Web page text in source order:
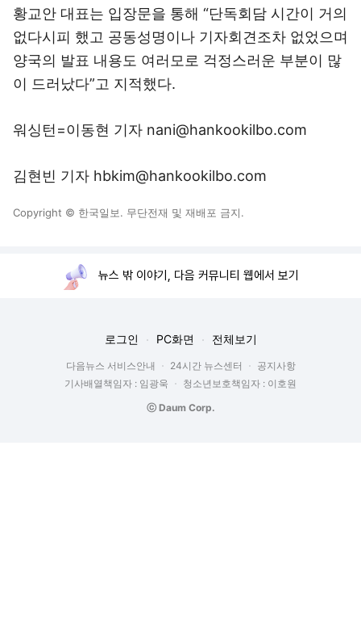
황교안 대표는 입장문을 통해 “단독회담 시간이 거의
없다시피 했고 공동성명이나 기자회견조차 없었으며
양국의 발표 내용도 여러모로 걱정스러운 부분이 많
이 드러났다”고 지적했다.
워싱턴=이동현 기자 nani@hankookilbo.com
김현빈 기자 hbkim@hankookilbo.com
Copyright © 한국일보. 무단전재 및 재배포 금지.
뉴스 밖 이야기, 다음 커뮤니티 웹에서 보기
로그인 PC화면 전체보기
다음뉴스 서비스안내 24시간 뉴스센터
공지사항
기사배열책임자 : 임광욱
청소년보호책임자 : 이호원
ⓒ Daum Corp.